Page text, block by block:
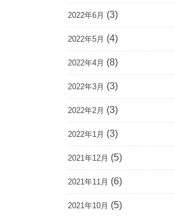
2022年6月 (3)
2022年5月 (4)
2022年4月 (8)
2022年3月 (3)
2022年2月 (3)
2022年1月 (3)
2021年12月 (5)
2021年11月 (6)
2021年10月 (5)